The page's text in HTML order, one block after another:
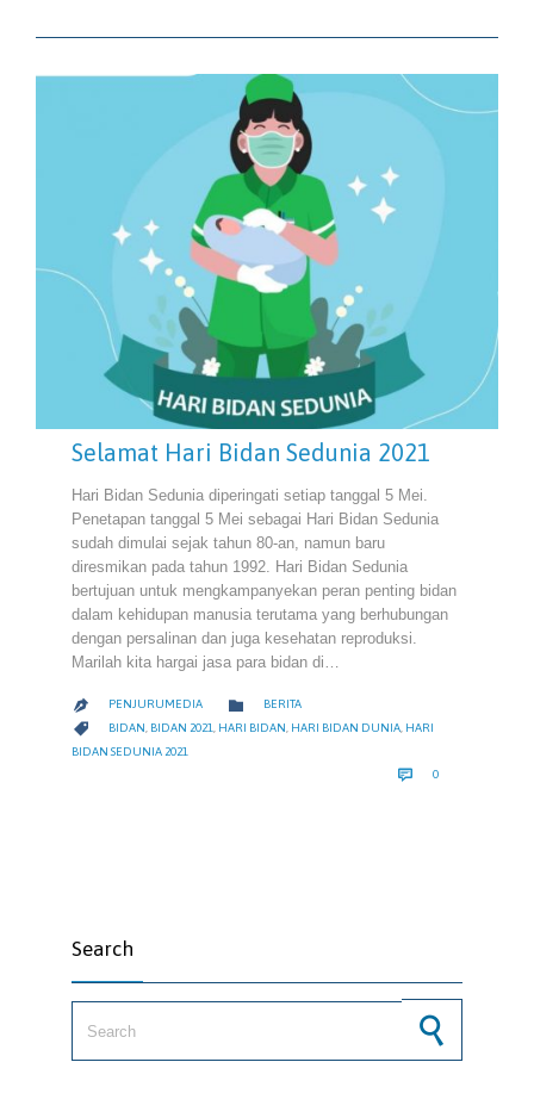
Selamat Hari Bidan Sedunia 2021
Hari Bidan Sedunia diperingati setiap tanggal 5 Mei.
Penetapan tanggal 5 Mei sebagai Hari Bidan Sedunia
sudah dimulai sejak tahun 80-an, namun baru
diresmikan pada tahun 1992. Hari Bidan Sedunia
bertujuan untuk mengkampanyekan peran penting bidan
dalam kehidupan manusia terutama yang berhubungan
dengan persalinan dan juga kesehatan reproduksi.
Marilah kita hargai jasa para bidan di…
 PENJURUMEDIA  CATEGORY
BERITA
 CATEGORY
BIDAN, BIDAN 2021, HARI BIDAN, HARI BIDAN DUNIA, HARI
BIDAN SEDUNIA 2021
 0
Search